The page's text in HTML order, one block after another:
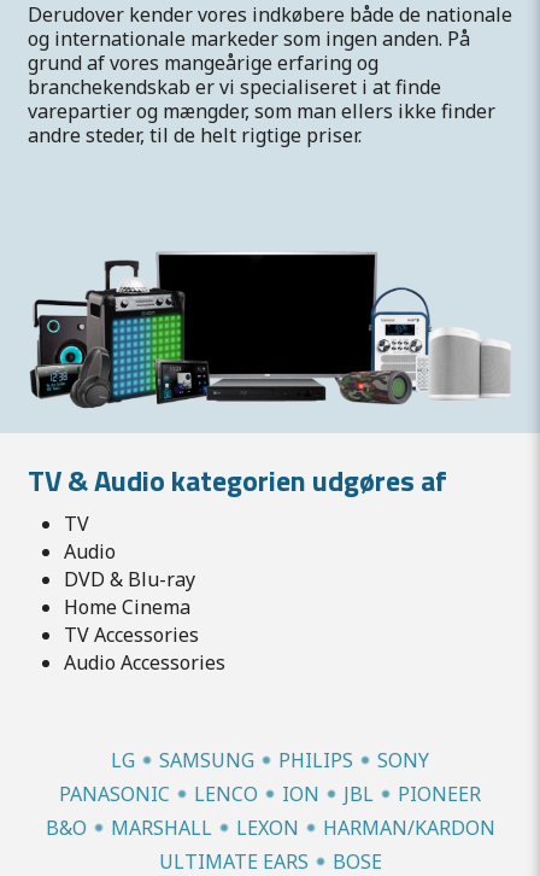
Derudover kender vores indkøbere både de nationale
og internationale markeder som ingen anden. På
grund af vores mangeårige erfaring og
branchekendskab er vi specialiseret i at finde
varepartier og mængder, som man ellers ikke finder
andre steder, til de helt rigtige priser.
TV & Audio kategorien udgøres af
TV
Audio
DVD & Blu-ray
Home Cinema
TV Accessories
Audio Accessories
LG SAMSUNG PHILIPS
SONY
PANASONIC
LENCO ION JBL
PIONEER
B&O
MARSHALL LEXON
HARMAN/KARDON
ULTIMATE EARS
BOSE